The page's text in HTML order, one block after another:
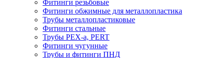
Фитинги резьбовые
Фитинги обжимные для металлопластика
Трубы металлопластиковые
Фитинги стальные
Трубы PEX-a, PERT
Фитинги чугунные
Трубы и фитинги ПНД